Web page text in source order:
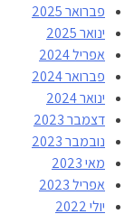
פברואר 2025
ינואר 2025
אפריל 2024
פברואר 2024
ינואר 2024
דצמבר 2023
נובמבר 2023
מאי 2023
אפריל 2023
יולי 2022